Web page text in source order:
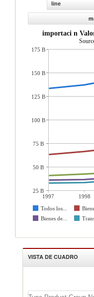
line
importaci n
1997 1998
Todos los...
Bienes de...
175 B
150 B
125 B
100 B
75 B
50 B
25 B
VISTA DE CUADRO